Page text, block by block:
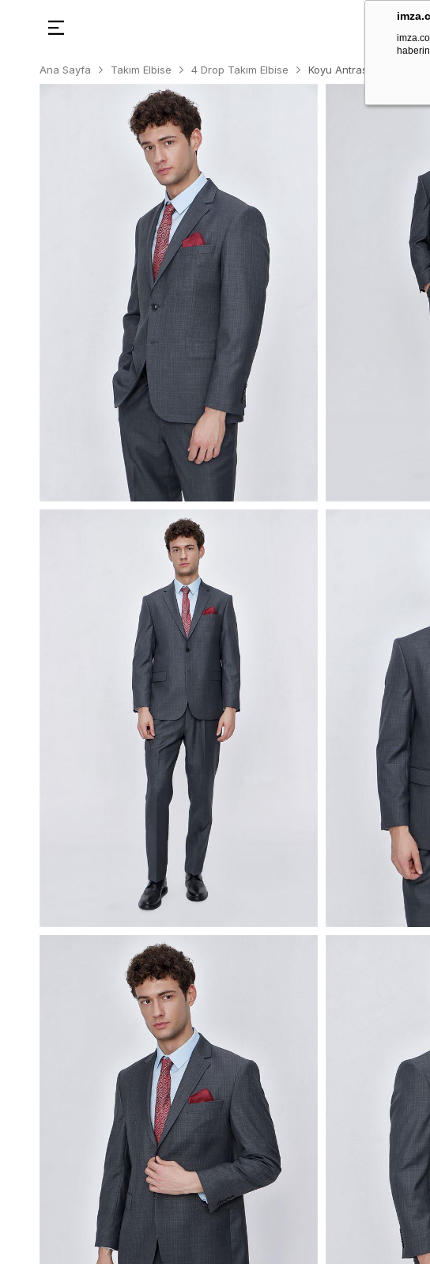
Ana Sayfa Takım Elbise 4 Drop Takım Elbise Koyu Antrasit Gabardin